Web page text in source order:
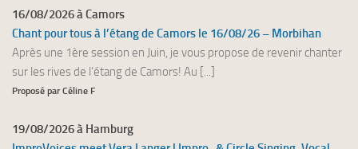
16/08/2026 à Camors
Chant pour tous à l’étang de Camors le 16/08/26 – Morbihan
Après une 1ère session en Juin, je vous propose de revenir chanter
sur les rives de l’étang de Camors! Au [...]
Proposé par Céline F
19/08/2026 à Hamburg